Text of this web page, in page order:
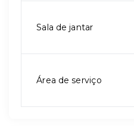
Sala de jantar
Área de serviço